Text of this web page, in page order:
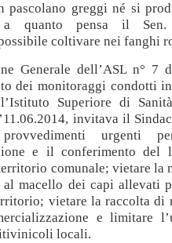
pascolano greggi né si
a quanto pensa il
coltivare nei fanghi
Generale dell’ASL n° 7
dei monitoraggi condotti
Superiore di
invitava il
urgenti
e il conferimento del
comunale; vietare la
macello dei capi allevati
vietare la raccolta di
e limitare
locali.